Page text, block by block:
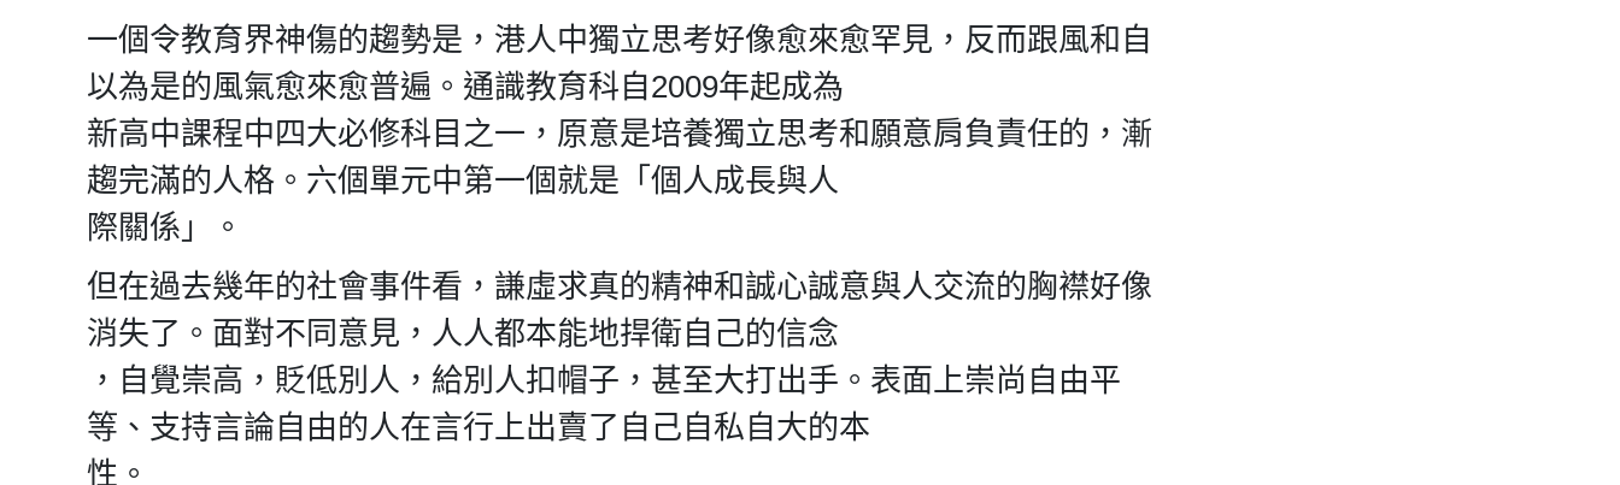
一個令教育界神傷的趨勢是，港人中獨立思考好像愈來愈罕見，反而跟風和自
以為是的風氣愈來愈普遍。通識教育科自2009年起成為
新高中課程中四大必修科目之一，原意是培養獨立思考和願意肩負責任的，漸
趨完滿的人格。六個單元中第一個就是「個人成長與人
際關係」。
但在過去幾年的社會事件看，謙虛求真的精神和誠心誠意與人交流的胸襟好像
消失了。面對不同意見，人人都本能地捍衛自己的信念
，自覺崇高，貶低別人，給別人扣帽子，甚至大打出手。表面上崇尚自由平
等、支持言論自由的人在言行上出賣了自己自私自大的本
性。